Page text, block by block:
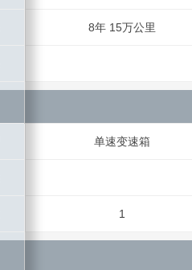
8年 15万公里
单速变速箱
1